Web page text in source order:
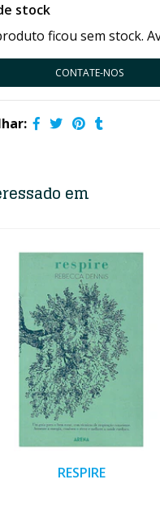
stock
ficou sem stock.
CONTATE-NOS
em
RESPIRE